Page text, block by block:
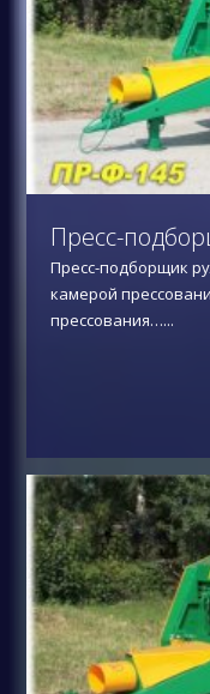
Пресс-
Пресс-подборщик
камерой
прессования…...